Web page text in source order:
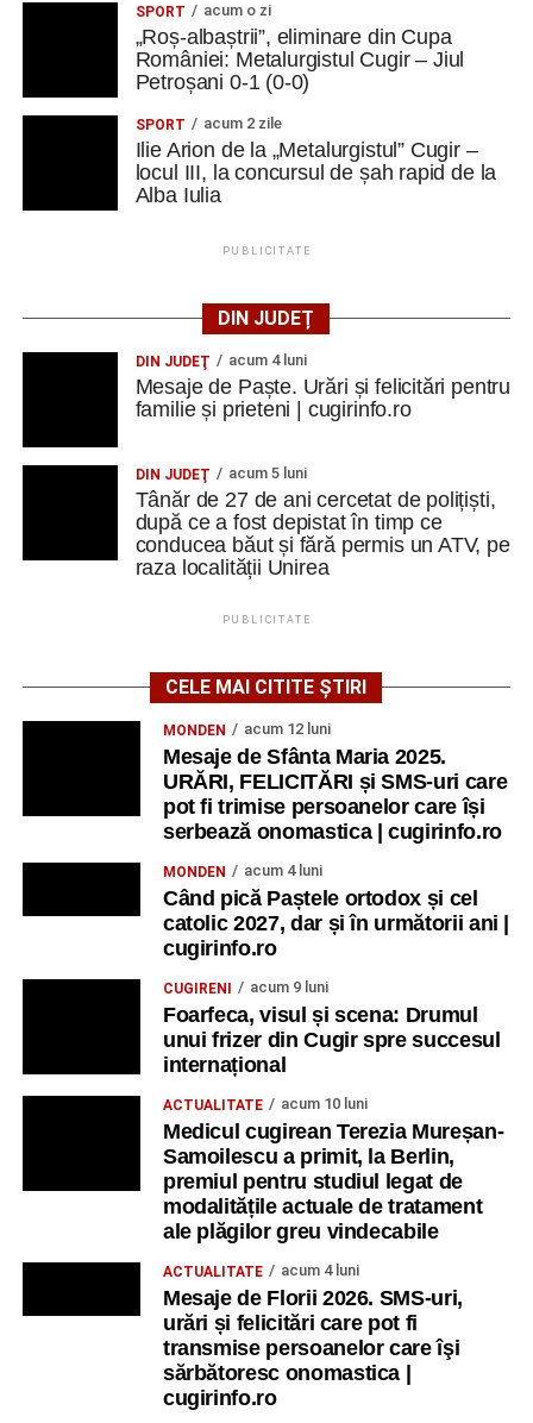
SPORT acum o zi
„Roș-albaștrii”, eliminare din Cupa
României: Metalurgistul Cugir – Jiul
Petroșani 0-1 (0-0)
SPORT acum 2 zile
Ilie Arion de la „Metalurgistul” Cugir –
locul III, la concursul de șah rapid de la
Alba Iulia
PUBLICITATE
DIN JUDEȚ
DIN JUDEŢ acum 4 luni
Mesaje de Paște. Urări și felicitări pentru
familie și prieteni | cugirinfo.ro
DIN JUDEŢ acum 5 luni
Tânăr de 27 de ani cercetat de polițiști,
după ce a fost depistat în timp ce
conducea băut și fără permis un ATV, pe
raza localității Unirea
PUBLICITATE
CELE MAI CITITE ȘTIRI
MONDEN acum 12 luni
Mesaje de Sfânta Maria 2025.
URĂRI, FELICITĂRI și SMS-uri care
pot fi trimise persoanelor care își
serbează onomastica | cugirinfo.ro
MONDEN acum 4 luni
Când pică Paștele ortodox și cel
catolic 2027, dar și în următorii ani |
cugirinfo.ro
CUGIRENI acum 9 luni
Foarfeca, visul și scena: Drumul
unui frizer din Cugir spre succesul
internațional
ACTUALITATE acum 10 luni
Medicul cugirean Terezia Mureșan-
Samoilescu a primit, la Berlin,
premiul pentru studiul legat de
modalitățile actuale de tratament
ale plăgilor greu vindecabile
ACTUALITATE acum 4 luni
Mesaje de Florii 2026. SMS-uri,
urări și felicitări care pot fi
transmise persoanelor care îşi
sărbătoresc onomastica |
cugirinfo.ro